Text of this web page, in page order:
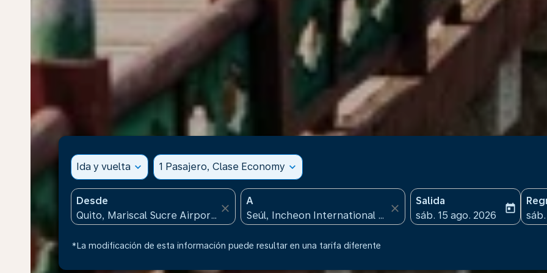
Ida y vuelta expand_more 1 Pasajero, Clase Economy expand_more
Desde
close
A
close
Salida
fc-booking-departure-
sáb. 15 ago. 2026
today
fc-
*La modificación de esta información puede resultar en una tarifa diferente